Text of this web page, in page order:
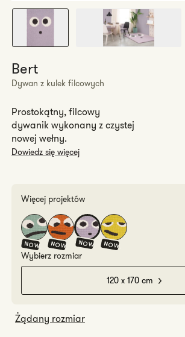
Bert
Dywan z kulek filcowych
Prostokątny, filcowy
dywanik wykonany z czystej
nowej wełny.
Dowiedz się więcej
Więcej projektów
NOW. NOW. NOW. NOW.
Wybierz rozmiar
120 x 170 cm
Żądany rozmiar